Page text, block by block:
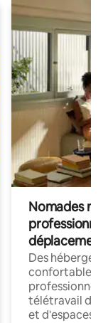
Nomades
déplacement
Des
confortables
professionnels
télétravail
et d'espaces